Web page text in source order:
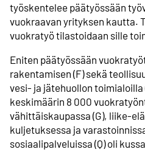
työskentelee päätyössään
vuokraavan yrityksen kautta.
vuokratyö tilastoidaan sille
Eniten päätyössään
rakentamisen (F) sekä
vesi- ja jätehuollon toimialoilla
keskimäärin 8 000
vähittäiskaupassa (G), liike-
kuljetuksessa ja
sosiaalipalveluissa (Q) oli